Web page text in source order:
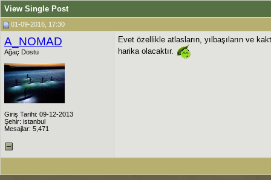
View Single Post
01-09-2016, 17:30
A_NOMAD
Ağaç Dostu
Giriş Tarihi: 09-12-2013
Şehir: istanbul
Mesajlar: 5,471
Evet özellikle atlasların, yılbaşıların ve
harika olacaktır.